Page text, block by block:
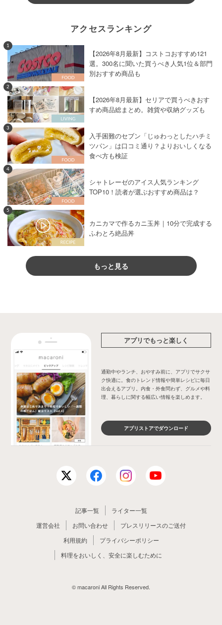
アクセスランキング
1
【2026年8月最新】コストコおすすめ121
選。300名に聞いた買うべき人気1位＆部門
別おすすめ商品も
2
【2026年8月最新】セリアで買うべきおす
すめ商品総まとめ。雑貨や収納グッズも
3
入手困難のセブン「じゅわっとしたハチミ
ツパン」は口コミ通り？よりおいしくなる
食べ方も検証
4
シャトレーゼのアイス人気ランキング
TOP10！読者が選ぶおすすめ商品は？
5
カニカマで作るカニ玉丼｜10分で完成する
ふわとろ絶品丼
もっと見る
アプリでもっと楽しく
通勤中やランチ、おやすみ前に、アプリでサクサ
ク快適に。食のトレンド情報や簡単レシピに毎日
出会えるアプリ。内食・外食問わず、グルメや料
理、暮らしに関する幅広い情報を楽しめます。
アプリストアでダウンロード
記事一覧
ライター一覧
運営会社
お問い合わせ
プレスリリースのご送付
利用規約
プライバシーポリシー
料理をおいしく、安全に楽しむために
© macaroni All Rights Reserved.